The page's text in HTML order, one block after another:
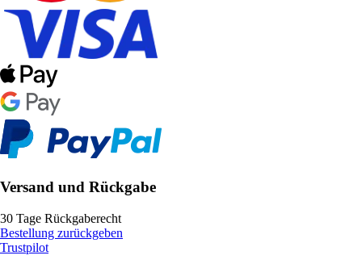
Versand und Rückgabe
30 Tage Rückgaberecht
Bestellung zurückgeben
Trustpilot